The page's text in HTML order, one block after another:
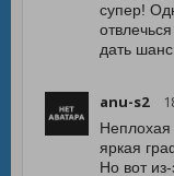
супер!
дать шанс.
anu-s2
Неплохая
яркая
Но вот